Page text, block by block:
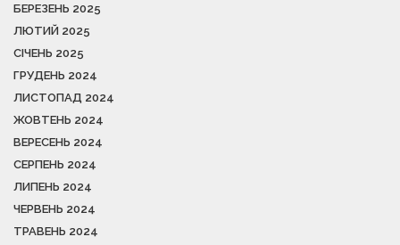
БЕРЕЗЕНЬ 2025
ЛЮТИЙ 2025
СІЧЕНЬ 2025
ГРУДЕНЬ 2024
ЛИСТОПАД 2024
ЖОВТЕНЬ 2024
ВЕРЕСЕНЬ 2024
СЕРПЕНЬ 2024
ЛИПЕНЬ 2024
ЧЕРВЕНЬ 2024
ТРАВЕНЬ 2024